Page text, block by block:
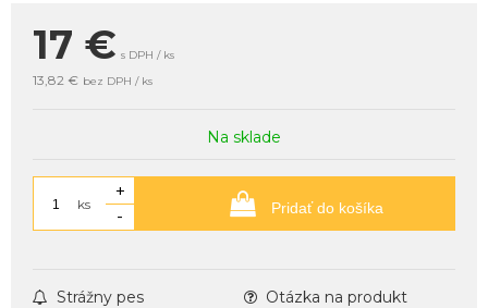
17 € s DPH / ks
13,82 € bez DPH / ks
Na sklade
ks
+
-
Pridať do košíka
Strážny pes Otázka na produkt